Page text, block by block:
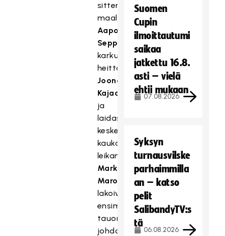
sitten
maalivahti
Aapo
Seppälän
karkuun
heittämä
Joona
Kajaala
ja
laidasta
keskelle
kaukolaukaukseen
leikannut
Markus
Maronen
lakoivat
ensimmäisen
tauon
johdoksi
Suomen
Cupin
ilmoittautumi
saikaa
jatkettu 16.8.
asti – vielä
ehtii mukaan
07.08.2026
Syksyn
turnausvilske
parhaimmilla
an – katso
pelit
SalibandyTV:s
tä
06.08.2026